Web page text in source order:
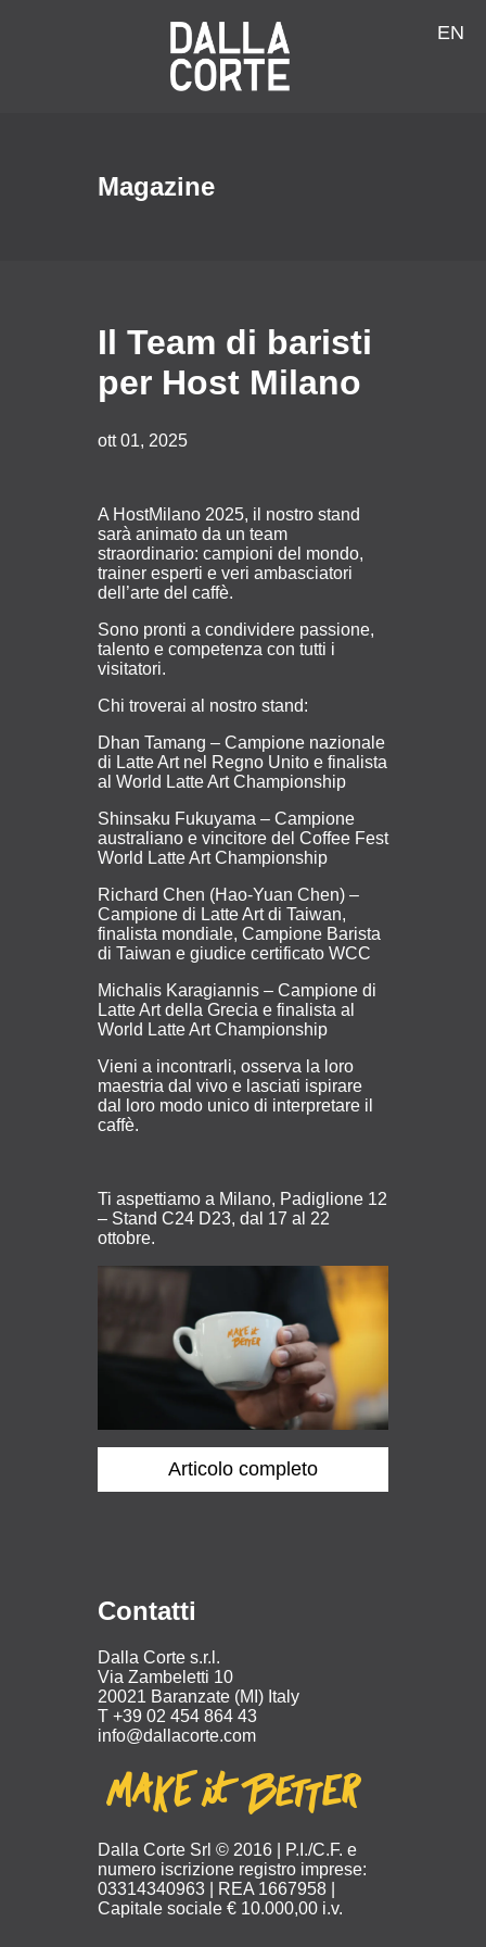
EN
Magazine
Il Team di baristi
per Host Milano
ott 01, 2025
A HostMilano 2025, il nostro stand
sarà animato da un team
straordinario: campioni del mondo,
trainer esperti e veri ambasciatori
dell’arte del caffè.
Sono pronti a condividere passione,
talento e competenza con tutti i
visitatori.
Chi troverai al nostro stand:
Dhan Tamang – Campione nazionale
di Latte Art nel Regno Unito e finalista
al World Latte Art Championship
Shinsaku Fukuyama – Campione
australiano e vincitore del Coffee Fest
World Latte Art Championship
Richard Chen (Hao-Yuan Chen) –
Campione di Latte Art di Taiwan,
finalista mondiale, Campione Barista
di Taiwan e giudice certificato WCC
Michalis Karagiannis – Campione di
Latte Art della Grecia e finalista al
World Latte Art Championship
Vieni a incontrarli, osserva la loro
maestria dal vivo e lasciati ispirare
dal loro modo unico di interpretare il
caffè.
Ti aspettiamo a Milano, Padiglione 12
– Stand C24 D23, dal 17 al 22
ottobre.
Articolo completo
Contatti
Dalla Corte s.r.l.
Via Zambeletti 10
20021 Baranzate (MI) Italy
T +39 02 454 864 43
info@dallacorte.com
Dalla Corte Srl © 2016 | P.I./C.F. e
numero iscrizione registro imprese:
03314340963 | REA 1667958 |
Capitale sociale € 10.000,00 i.v.